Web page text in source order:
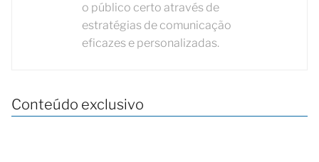
o público certo através de
estratégias de comunicação
eficazes e personalizadas.
Conteúdo exclusivo